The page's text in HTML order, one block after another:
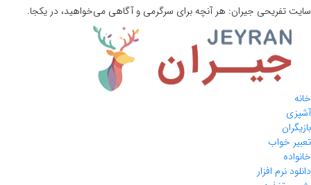
سایت تفریحی جیران: هر آنچه برای سرگرمی و آگاهی می‌خواهید، در یکجا.
خانه
آشپزی
بازیگران
تعبیر خواب
خانواده
دانلود نرم افزار